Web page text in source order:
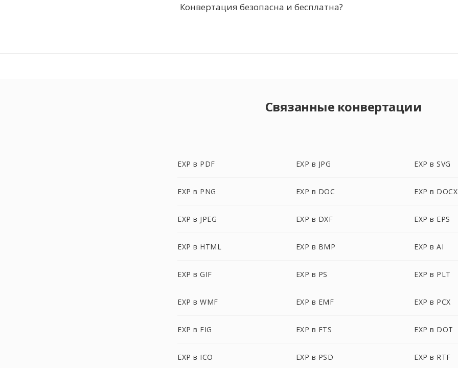
Конвертация безопасна и бесплатна?
Связанные конвертации
EXP в PDF EXP в JPG EXP в SVG
EXP в PNG EXP в DOC EXP в DOCX
EXP в JPEG EXP в DXF EXP в EPS
EXP в HTML EXP в BMP EXP в AI
EXP в GIF EXP в PS EXP в PLT
EXP в WMF EXP в EMF EXP в PCX
EXP в FIG EXP в FTS EXP в DOT
EXP в ICO EXP в PSD EXP в RTF